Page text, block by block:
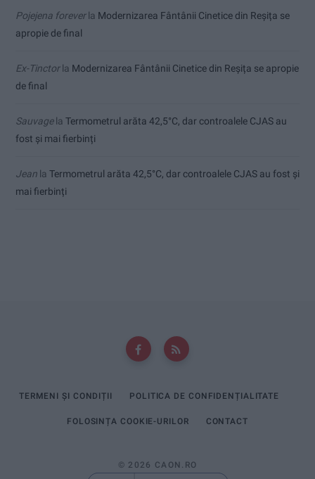
Pojejena foreverla Modernizarea Fântânii Cinetice din Reșița se
apropie de final
Ex-Tinctorla Modernizarea Fântânii Cinetice din Reșița se apropie
de final
Sauvagela Termometrul arăta 42,5°C, dar controalele CJAS au
fost și mai fierbinți
Jean la Termometrul arăta 42,5°C, dar controalele CJAS au fost și
mai fierbinți
TERMENI ȘI CONDIȚII POLITICA DE CONFIDENȚIALITATE
FOLOSINȚA COOKIE-URILOR CONTACT
© 2026 CAON.RO